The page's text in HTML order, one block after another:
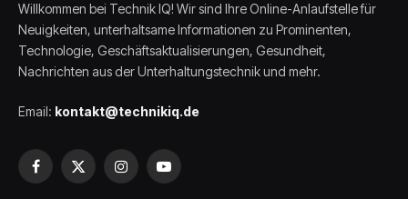
Willkommen bei Technik IQ! Wir sind Ihre Online-Anlaufstelle für
Neuigkeiten, unterhaltsame Informationen zu Prominenten,
Technologie, Geschäftsaktualisierungen, Gesundheit,
Nachrichten aus der Unterhaltungstechnik und mehr.
Email: kontakt@technikiq.de
Facebook
X
InstagramYouTube